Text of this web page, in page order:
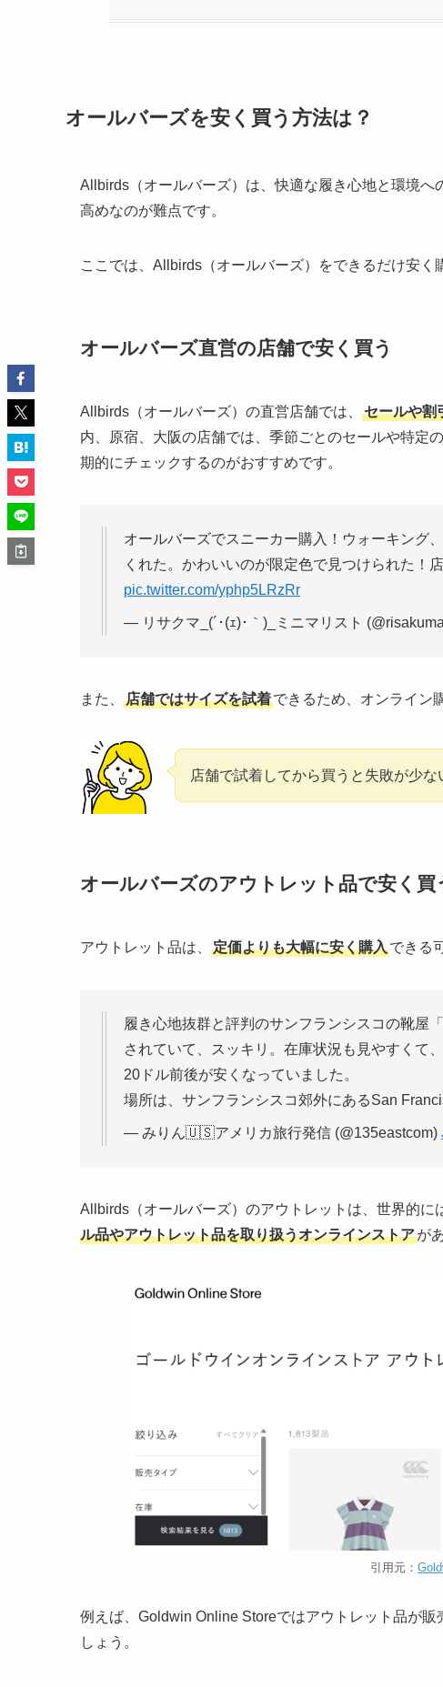
オールバーズを安く買う方法は？
Allbirds（オールバーズ）は、快適な履き心地と環境
高めなのが難点です。
ここでは、Allbirds（オールバーズ）をできるだけ安く
オールバーズ直営の店舗で安く買う
Allbirds（オールバーズ）の直営店舗では、 セールや割
内、原宿、大阪の店舗では、季節ごとのセールや特定
期的にチェックするのがおすすめです。
オールバーズでスニーカー購入！ウォーキング
くれた。かわいいのが限定色で見つけられた！
pic.twitter.com/yphp5LRzRr
— リサクマ_(´･(ｪ)･｀)_ミニマリスト
また、 店舗ではサイズを試着できるため、オンライン
店舗で試着してから買うと失敗が少な
オールバーズのアウトレット品で安く買
アウトレット品は、 定価よりも大幅に安く購入できる
履き心地抜群と評判のサンフランシスコの靴屋
されていて、スッキリ。在庫状況も見やすくて
20ドル前後が安くなっていました。
場所は、サンフランシスコ郊外にあるSan
— みりん🇺🇸アメリカ旅行発信 (@135eastcom)
Allbirds（オールバーズ）のアウトレットは、世界的に
ル品やアウトレット品を取り扱うオンラインストアが
引用元：
例えば、Goldwin Online Storeではアウトレット品が
しょう。